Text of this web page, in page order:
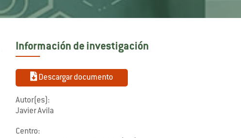
Información de investigación
Descargar documento
Autor(es):
Javier Avila
Centro: